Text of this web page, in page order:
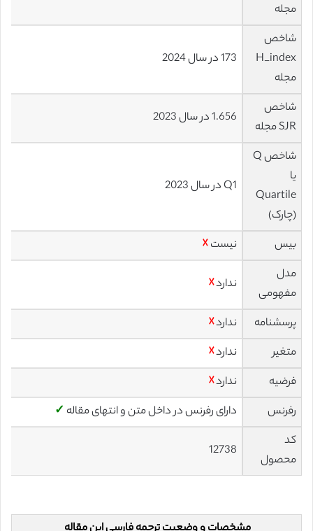
مجله
شاخص
H_index
مجله
173 در سال 2024
شاخص
SJR مجله
1.656 در سال 2023
شاخص Q
یا
Quartile
(چارک)
Q1 در سال 2023
بیس نیست☓
مدل
مفهومی
ندارد☓
پرسشنامه ندارد☓
متغیر
ندارد☓
فرضیه
ندارد☓
رفرنس
دارای رفرنس در داخل متن و انتهای مقاله ✓
کد
محصول
12738